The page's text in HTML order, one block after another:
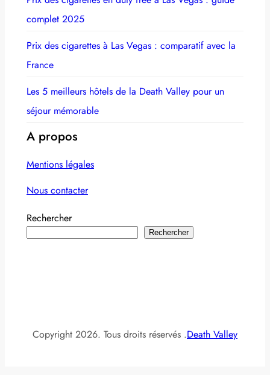
complet 2025
Prix des cigarettes à Las Vegas : comparatif avec la
France
Les 5 meilleurs hôtels de la Death Valley pour un
séjour mémorable
A propos
Mentions légales
Nous contacter
Rechercher
Rechercher
Copyright 2026. Tous droits réservés .Death Valley